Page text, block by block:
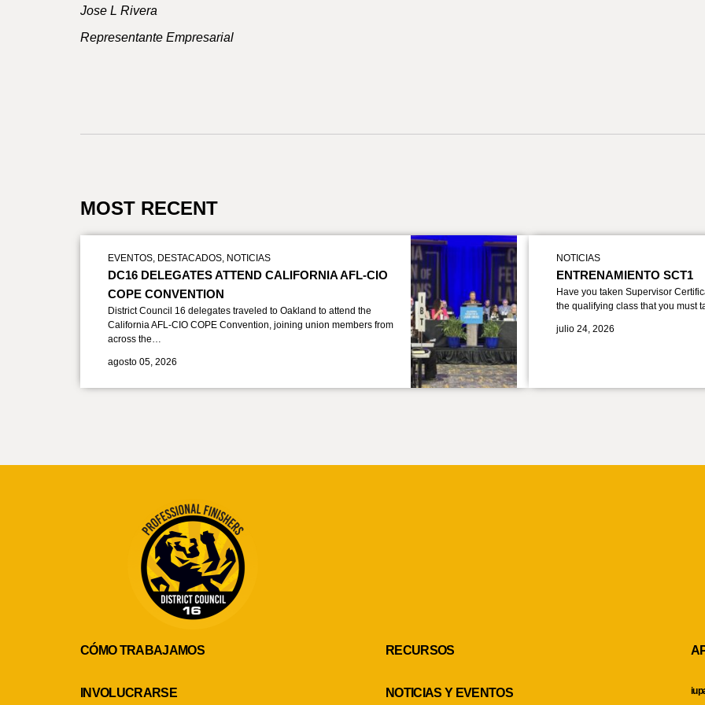
Jose L Rivera
Representante Empresarial
MOST RECENT
EVENTOS, DESTACADOS, NOTICIAS
DC16 DELEGATES ATTEND CALIFORNIA AFL-CIO
COPE CONVENTION
District Council 16 delegates traveled to Oakland to attend the
California AFL-CIO COPE Convention, joining union members from
across the…
agosto 05, 2026
NOTICIAS
ENTRENAMIENTO SCT1
Have you taken Supervisor
the qualifying class that you must
julio 24, 2026
CÓMO TRABAJAMOS
INVOLUCRARSE
RECURSOS
NOTICIAS Y EVENTOS